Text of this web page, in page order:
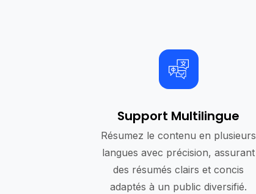
Support Multilingue
Résumez le contenu en plusieurs
langues avec précision, assurant
des résumés clairs et concis
adaptés à un public diversifié.